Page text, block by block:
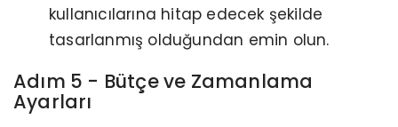
kullanıcılarına hitap edecek şekilde
tasarlanmış olduğundan emin olun.
Adım 5 - Bütçe ve Zamanlama
Ayarları